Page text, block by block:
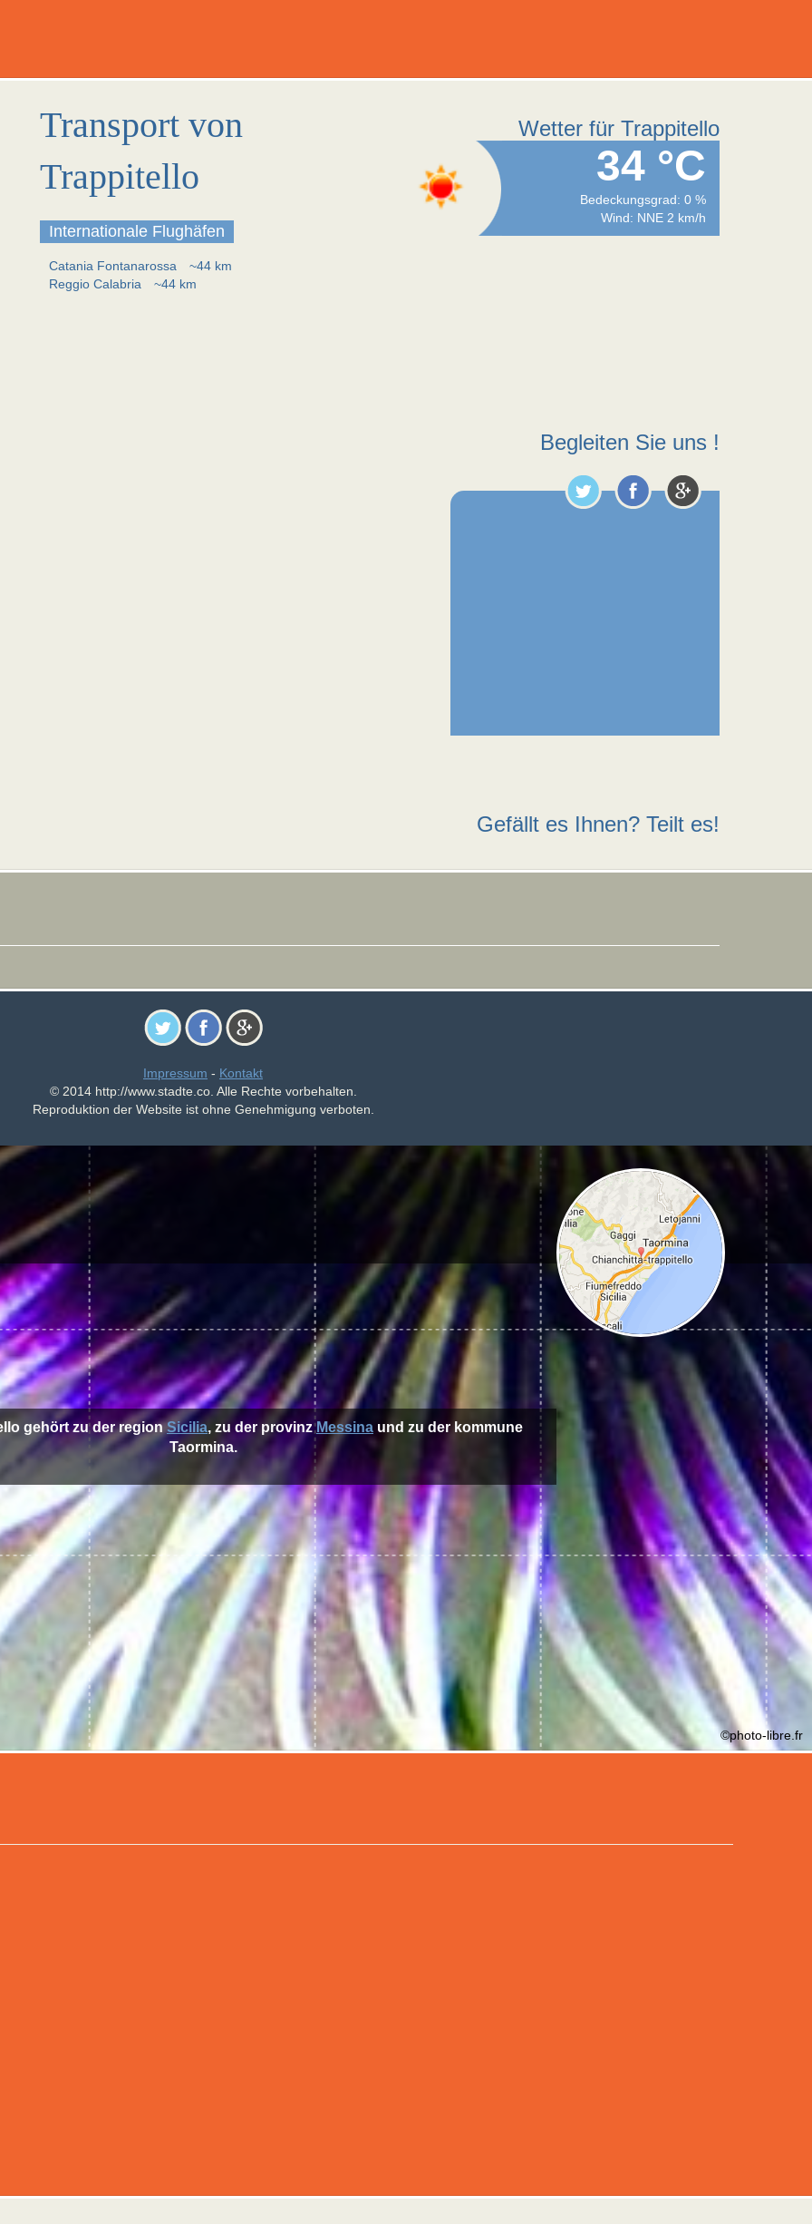
Transport von
Trappitello
Internationale Flughäfen
Catania Fontanarossa
~44 km
Reggio Calabria
~44 km
Wetter für Trappitello
34 °C
Bedeckungsgrad: 0 %
Wind: NNE 2 km/h
Begleiten Sie uns !
Gefällt es Ihnen? Teilt es!
Impressum - Kontakt
© 2014 http://www.stadte.co. Alle Rechte vorbehalten.
Reproduktion der Website ist ohne Genehmigung verboten.
gehört zu der regionSicilia, zu der provinzMessina und zu der kommune
Taormina.
©photo-libre.fr